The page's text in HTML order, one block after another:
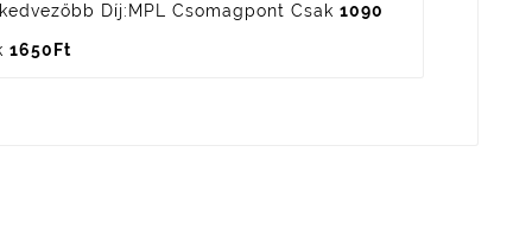
Díj: MPL Csomagpont Csak 1090
1650Ft